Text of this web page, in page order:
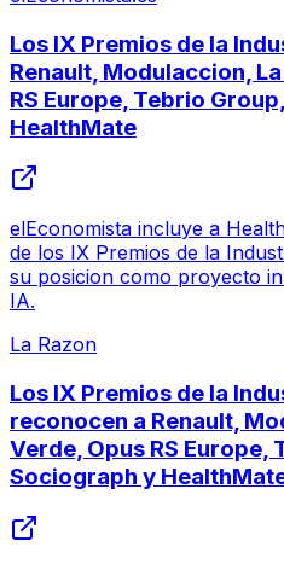
Los IX Premios de la
Renault, Modulaccion,
RS Europe, Tebrio
HealthMate
elEconomista incluye a
de los IX Premios de la
su posicion como proyecto
IA.
La Razon
Los IX Premios de la
reconocen a Renault,
Verde, Opus RS Europe,
Sociograph y